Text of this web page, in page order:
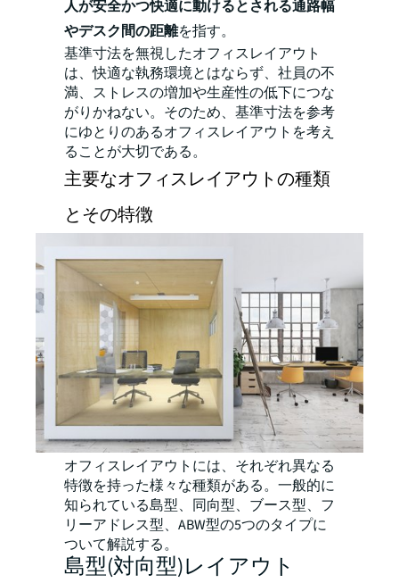
人が安全かつ快適に動けるとされる通路幅
やデスク間の距離を指す。
基準寸法を無視したオフィスレイアウト
は、快適な執務環境とはならず、社員の不
満、ストレスの増加や生産性の低下につな
がりかねない。そのため、基準寸法を参考
にゆとりのあるオフィスレイアウトを考え
ることが大切である。
主要なオフィスレイアウトの種類
とその特徴
オフィスレイアウトには、それぞれ異なる
特徴を持った様々な種類がある。一般的に
知られている島型、同向型、ブース型、フ
リーアドレス型、ABW型の5つのタイプに
ついて解説する。
島型(対向型)レイアウト